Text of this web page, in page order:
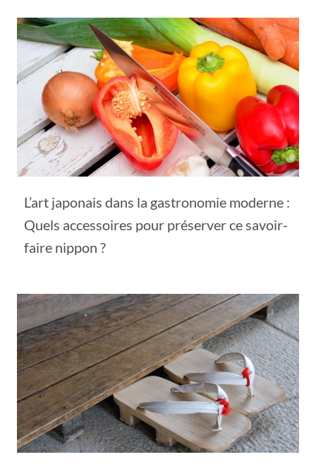
L’art japonais dans la gastronomie moderne :
Quels accessoires pour préserver ce savoir-
faire nippon ?